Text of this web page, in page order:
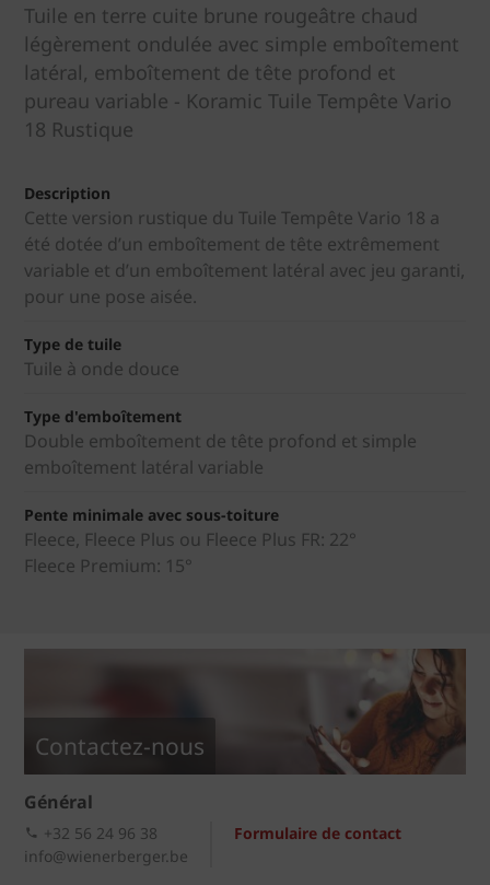
Tuile en terre cuite brune rougeâtre chaud
légèrement ondulée avec simple emboîtement
latéral, emboîtement de tête profond et
pureau variable - Koramic Tuile Tempête Vario
18 Rustique
Description
Cette version rustique du Tuile Tempête Vario 18 a
été dotée d’un emboîtement de tête extrêmement
variable et d’un emboîtement latéral avec jeu garanti,
pour une pose aisée.
Type de tuile
Tuile à onde douce
Type d'emboîtement
Double emboîtement de tête profond et simple
emboîtement latéral variable
Pente minimale avec sous-toiture
Fleece, Fleece Plus ou Fleece Plus FR: 22°
Fleece Premium: 15°
Contactez-nous
Général
Formulaire de contact
+32 56 24 96 38
info@wienerberger.be